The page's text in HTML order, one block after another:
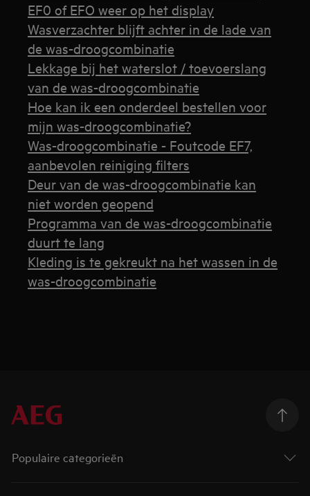
EF0 of EFO weer op het display
Wasverzachter blijft achter in de lade van
de was-droogcombinatie
Lekkage bij het waterslot / toevoerslang
van de was-droogcombinatie
Hoe kan ik een onderdeel bestellen voor
mijn was-droogcombinatie?
Was-droogcombinatie - Foutcode EF7,
aanbevolen reiniging filters
Deur van de was-droogcombinatie kan
niet worden geopend
Programma van de was-droogcombinatie
duurt te lang
Kleding is te gekreukt na het wassen in de
was-droogcombinatie
Populaire categorieën